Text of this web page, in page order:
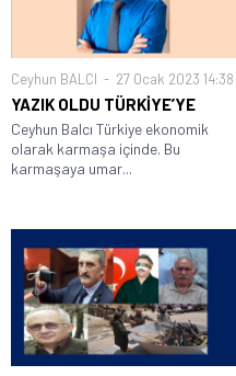
Ceyhun BALCI 27 Ocak 2023 14:38
YAZIK OLDU TÜRKİYE’YE
Ceyhun Balcı Türkiye ekonomik
olarak karmaşa içinde. Bu
karmaşaya umar...